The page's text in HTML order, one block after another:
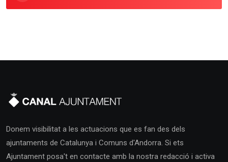
Donem visibilitat a les actuacions que es fan des dels
ajuntaments de Catalunya i Comuns d'Andorra. Si ets
Ajuntament posa't en contacte amb la nostra redacció i activa